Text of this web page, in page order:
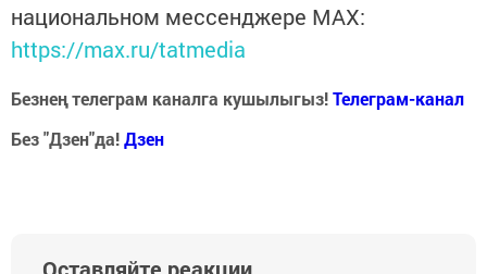
национальном мессенджере MАХ:
https://max.ru/tatmedia
Безнең телеграм каналга кушылыгыз!Телеграм-канал
Без "Дзен"да!Дзен